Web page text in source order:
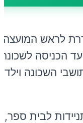
לראש המועצה
הכניסה לשכונה
השכונה וילדי
לבית ספר,